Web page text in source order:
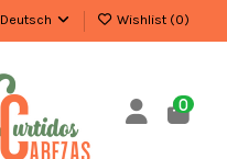
Deutsch Wishlist (0)
0